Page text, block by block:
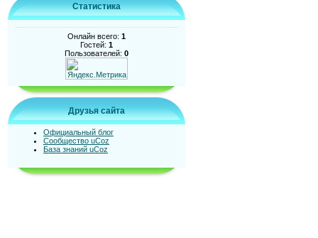
Статистика
Онлайн всего: 1
Гостей: 1
Пользователей: 0
Друзья сайта
Официальный блог
Сообщество uCoz
База знаний uCoz